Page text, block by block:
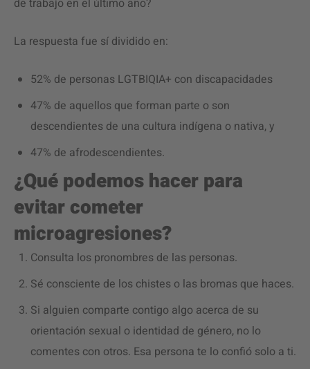
de trabajo en el último año?
La respuesta fue sí dividido en:
52% de personas LGTBIQIA+ con discapacidades
47% de aquellos que forman parte o son
descendientes de una cultura indígena o nativa, y
47% de afrodescendientes.
¿Qué podemos hacer para
evitar cometer
microagresiones?
Consulta los pronombres de las personas.
Sé consciente de los chistes o las bromas que haces.
Si alguien comparte contigo algo acerca de su
orientación sexual o identidad de género, no lo
comentes con otros. Esa persona te lo confió solo a ti.